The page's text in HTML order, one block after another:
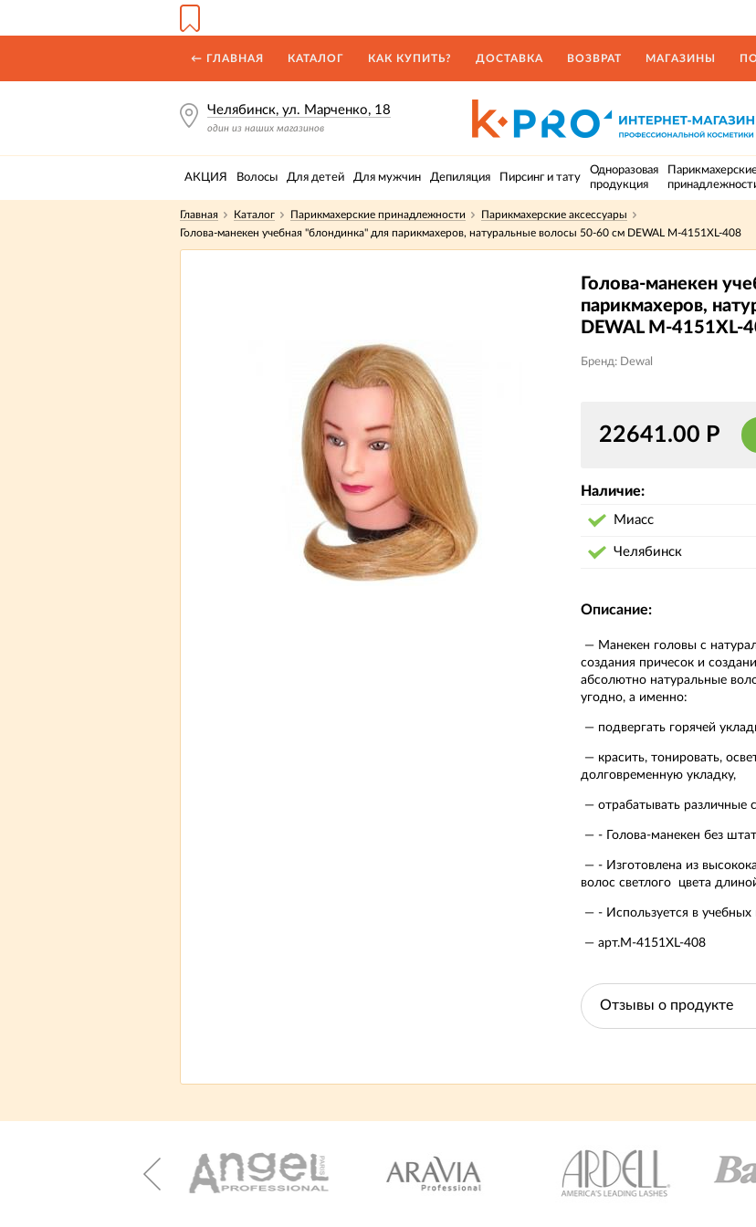
← ГЛАВНАЯ КАТАЛОГ КАК КУПИТЬ? ДОСТАВКА ВОЗВРАТ МАГАЗИНЫ
Челябинск, ул. Марченко, 18
один из наших магазинов
АКЦИЯ Волосы Для детей Для мужчин Депиляция Пирсинг и тату
Одноразовая
продукция
Главная Каталог Парикмахерские принадлежности
Парикмахерские аксессуары
Голова-манекен учебная "блондинка" для парикмахеров, натуральные волосы 50-60 см DEWAL M-4151XL-408
Голова-манекен
парикмахеров,
DEWAL M-4151XL-
Бренд: Dewal
22641.00 Р
Наличие:
Миасс
Челябинск
Описание:
Манекен головы с
создания причесок и
абсолютно натуральные
угодно, а именно:
подвергать горячей
красить, тонировать,
долговременную укладку,
отрабатывать различные
- Голова-манекен без
- Изготовлена из
волос светлого цвета
- Используется в учебных
арт.M-4151XL-408
Отзывы о продукте